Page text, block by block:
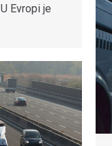
Evropi je